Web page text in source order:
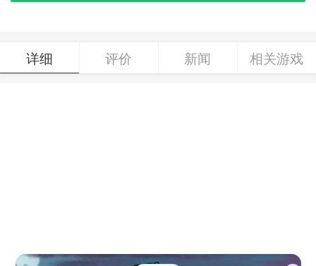
详细 评价 新闻 相关游戏